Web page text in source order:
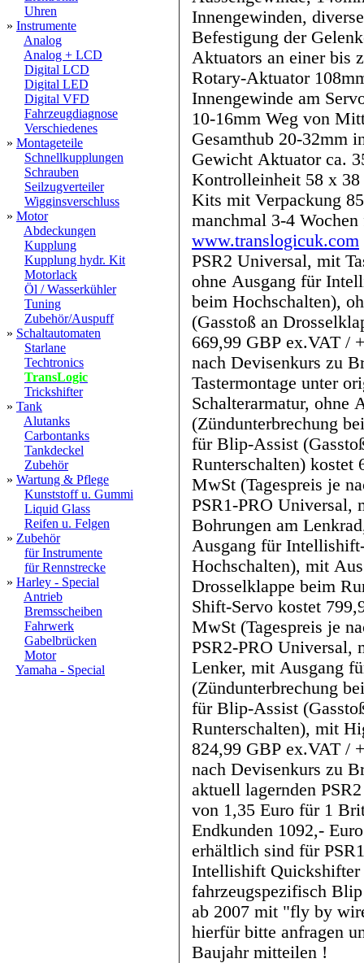
Uhren
» Instrumente
Analog
Analog + LCD
Digital LCD
Digital LED
Digital VFD
Fahrzeugdiagnose
Verschiedenes
» Montageteile
Schnellkupplungen
Schrauben
Seilzugverteiler
Wigginsverschluss
» Motor
Abdeckungen
Kupplung
Kupplung hydr. Kit
Motorlack
Öl / Wasserkühler
Tuning
Zubehör/Auspuff
» Schaltautomaten
Starlane
Techtronics
TransLogic
Trickshifter
» Tank
Alutanks
Carbontanks
Tankdeckel
Zubehör
» Wartung & Pflege
Kunststoff u. Gummi
Liquid Glass
Reifen u. Felgen
» Zubehör
für Instrumente
für Rennstrecke
» Harley - Special
Antrieb
Bremsscheiben
Fahrwerk
Gabelbrücken
Motor
Yamaha - Special
Innengewinden,
Befestigung der Gelenke am Servoarm und
Aktuators an einer bis zu
Rotary-Aktuator
Innengewinde am
10-16mm Weg von
Gesamthub 20-32mm
Gewicht Aktuator ca.
Kontrolleinheit 58 x 38
Kits mit Verpackung 850gr. Lieferzeit des
www.translogicuk.com
PSR2 Universal, mit
ohne Ausgang für
beim Hochschalten),
(Gasstoß an
669,99 GBP ex.VAT /
nach Devisenkurs zu
Tastermontage unter
Schalterarmatur, ohne
(Zündunterbrechung
für Blip-Assist (Gasstoß
Runterschalten) kostet 669,99 GBP ex.VAT / + Fracht +
MwSt (Tagespreis je
PSR1-PRO Universal,
Bohrungen am
Ausgang für Intellishift-ECU (Zündunterbrechung beim
Hochschalten), mit
Drosselklappe beim
Shift-Servo kostet 799,99 GBP ex.VAT / + Fracht +
MwSt (Tagespreis je
PSR2-PRO Universal,
Lenker, mit Ausgang
(Zündunterbrechung beim Hochschalten), mit Ausgang
für Blip-Assist
Runterschalten), mit High-Power-Shift-Servo kostet
824,99 GBP ex.VAT /
nach Devisenkurs zu Brit.Pfund)
aktuell lagernden
von 1,35 Euro für 1
Endkunden 1092,- Euro
erhältlich sind für
Intellishift Quickshifter
fahrzeugspezifisch Blip Assist ECU, für Yamaha R1/R6
ab 2007 mit "fly by
hierfür bitte anfragen
Baujahr mitteilen !